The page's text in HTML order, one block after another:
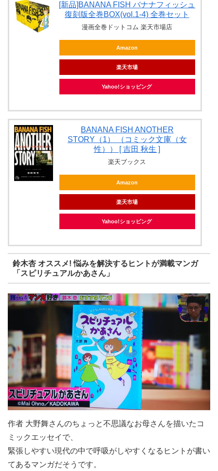
[新品]BANANA FISH バナナフィッシュ
復刻版全巻BOX(vol.1-4) 全巻セット
漫画全巻ドットコム 楽天市場店
Amazon
楽天市場
Yahoo!ショッピング
BANANA FISH ANOTHER
STORY（1） （コミック文庫（女
性）） [ 吉田 秋生 ]
楽天ブックス
Amazon
楽天市場
Yahoo!ショッピング
鈴木杏 オススメ! 悩みを解決するヒントが満載マンガ
「スピリチュアルかあさん」
作者 大野舞さんのちょっと不思議なお母さんを描いたコ
ミックエッセイで、
緊張しやすい現代の中で呼吸がしやすくなるヒントが書い
てあるマンガだそうです。